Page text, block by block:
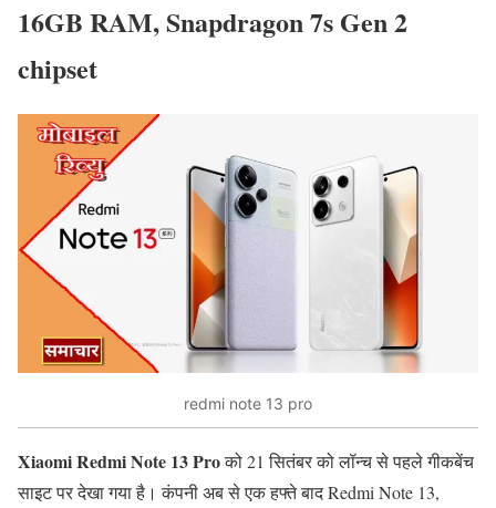
16GB RAM, Snapdragon 7s Gen 2
chipset
redmi note 13 pro
Xiaomi Redmi Note 13 Proको 21 सितंबर को लॉन्च से पहले गीकबेंच
साइट पर देखा गया है। कंपनी अब से एक हफ्ते बाद Redmi Note 13,